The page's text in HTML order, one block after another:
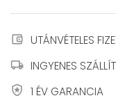
account_balance_wallet UTÁNVÉTELES
local_shipping INGYENES
local_police 1 ÉV GARANCIA